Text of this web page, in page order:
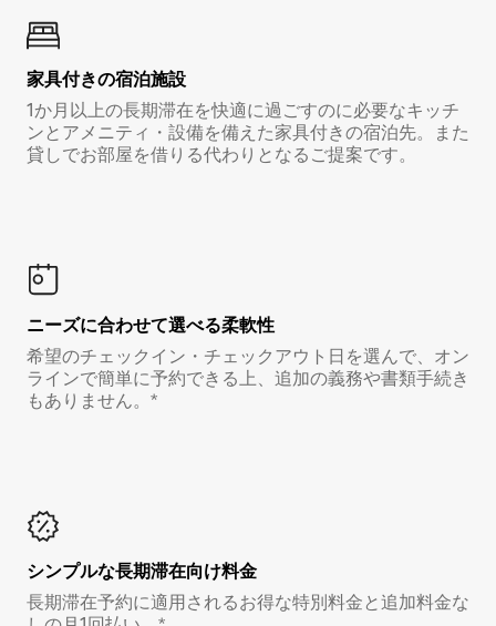
家具付き⁠の宿⁠泊⁠施⁠設
1か月以上の長期滞在を快適に過ごすのに必要なキッチ
ンとアメニティ・設備を備えた家具付きの宿泊先。また
貸しでお部屋を借りる代わりとなるご提案です。
ニーズに合わせて選べる柔軟性
希望のチェックイン・チェックアウト日を選んで、オン
ラインで簡単に予約できる上、追加の義務や書類手続き
もありません。*
シンプルな長期滞在向け料金
長期滞在予約に適用されるお得な特別料金と追加料金な